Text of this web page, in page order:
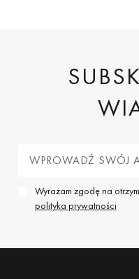
Wyrażam zgodę na
polityka prywatności